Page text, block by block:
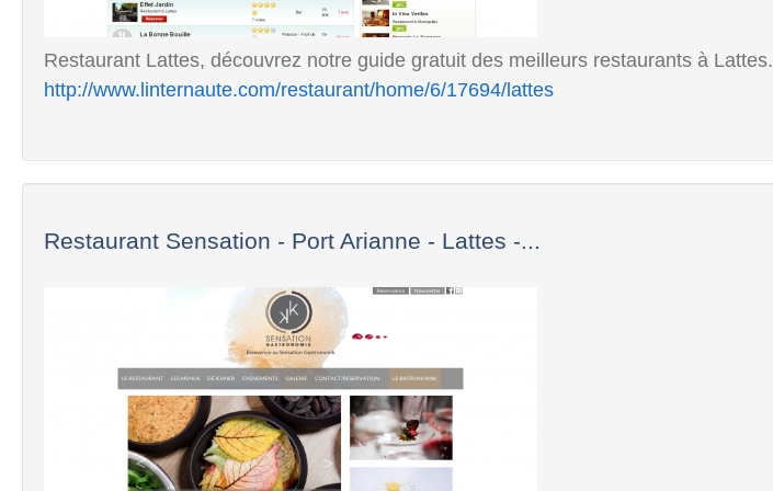
Restaurant Lattes, découvrez notre guide gratuit des meilleurs restaurants à Lattes.
http://www.linternaute.com/restaurant/home/6/17694/lattes
Restaurant Sensation - Port Arianne - Lattes -...